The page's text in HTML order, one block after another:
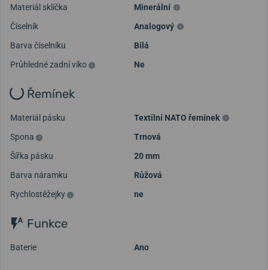
Materiál sklíčka
Minerální
Číselník
Analogový
Barva číselníku
Bílá
Průhledné zadní víko
Ne
Řemínek
Materiál pásku
Textilní NATO řemínek
Spona
Trnová
Šířka pásku
20 mm
Barva náramku
Růžová
Rychlostěžejky
ne
Funkce
Baterie Ano